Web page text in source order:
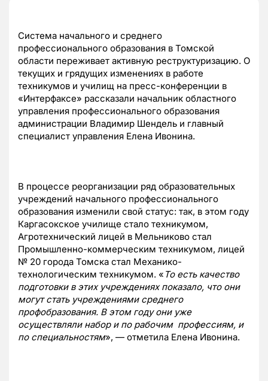
Система начального и среднего
профессионального образования в Томской
области переживает активную реструктуризацию. О
текущих и грядущих изменениях в работе
техникумов и училищ на пресс-конференции в
«Интерфаксе» рассказали начальник областного
управления профессионального образования
администрации Владимир Шендель и главный
специалист управления Елена Ивонина.
В процессе реорганизации ряд образовательных
учреждений начального профессионального
образования изменили свой статус: так, в этом году
Каргасокское училище стало техникумом,
Агротехнический лицей в Мельниково стал
Промышленно-коммерческим техникумом, лицей
№ 20 города Томска стал Механико-
технологическим техникумом. « То есть качество
подготовки в этих учреждениях показало, что они
могут стать учреждениями среднего
профобразования. В этом году они уже
осуществляли набор и по рабочим профессиям, и
по специальностям», — отметила Елена Ивонина.